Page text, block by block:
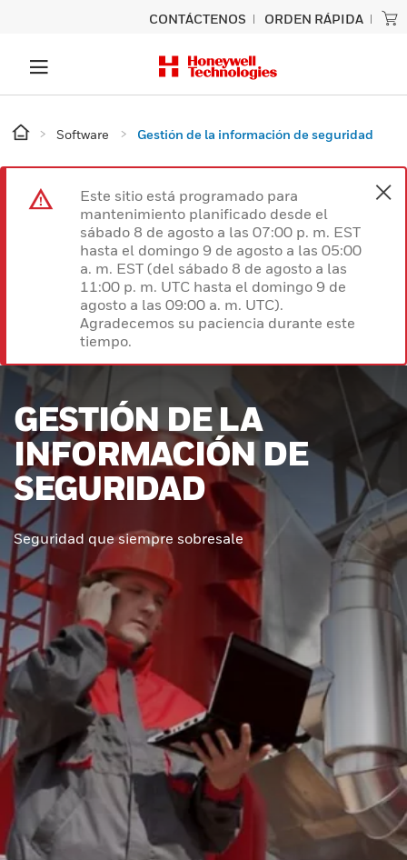
CONTÁCTENOS ORDEN RÁPIDA
Software Gestión de la información de seguridad
Este sitio está programado para
mantenimiento planificado desde el
sábado 8 de agosto a las 07:00 p. m. EST
hasta el domingo 9 de agosto a las 05:00
a. m. EST (del sábado 8 de agosto a las
11:00 p. m. UTC hasta el domingo 9 de
agosto a las 09:00 a. m. UTC).
Agradecemos su paciencia durante este
tiempo.
GESTIÓN DE LA
INFORMACIÓN DE
SEGURIDAD
Seguridad que siempre sobresale